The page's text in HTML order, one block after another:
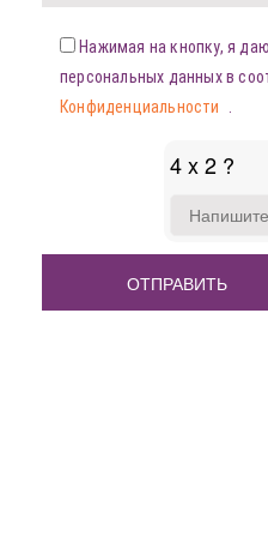
Нажимая на кнопку, я
персональных данных в
Конфиденциальности
4 x 2 ?
FOR
X